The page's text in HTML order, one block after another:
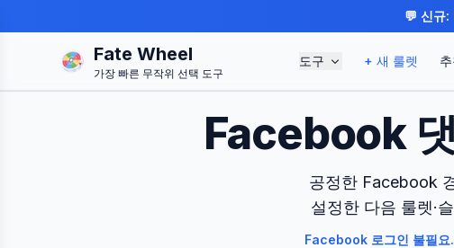
💬 신규
Fate Wheel
가장 빠른 무작위 선택 도구
도구 + 새 룰렛
Facebook
공정한 Facebook
설정한 다음 룰렛·
Facebook 로그인 불필요